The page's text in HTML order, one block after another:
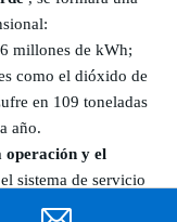
millones de kWh;
como el dióxido de
en 109 toneladas
año.
operación y el
sistema de servicio
' creado por un